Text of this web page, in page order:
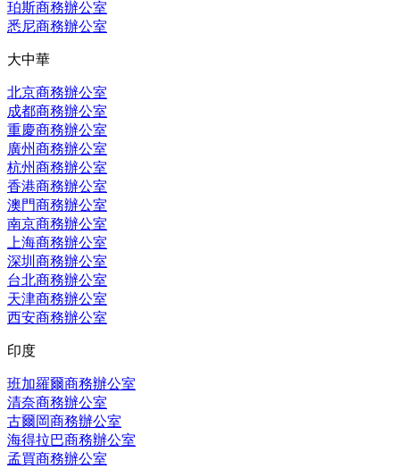
珀斯商務辦公室
悉尼商務辦公室
大中華
北京商務辦公室
成都商務辦公室
重慶商務辦公室
廣州商務辦公室
杭州商務辦公室
香港商務辦公室
澳門商務辦公室
南京商務辦公室
上海商務辦公室
深圳商務辦公室
台北商務辦公室
天津商務辦公室
西安商務辦公室
印度
班加羅爾商務辦公室
清奈商務辦公室
古爾岡商務辦公室
海得拉巴商務辦公室
孟買商務辦公室